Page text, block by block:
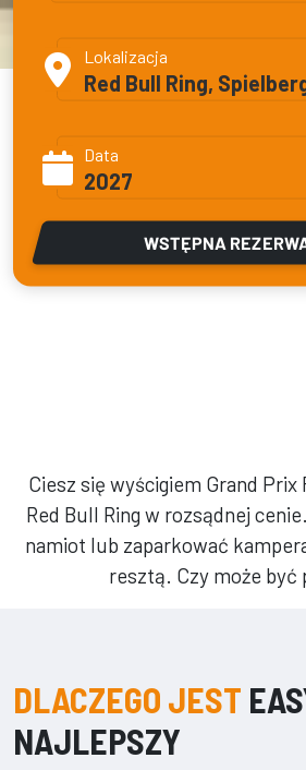
Lokalizacja
Red Bull Ring,
Data
2027
WSTĘPNA
Ciesz się wyścigiem Grand
Red Bull Ring w rozsądnej
namiot lub zaparkować
resztą. Czy może być
DLACZEGO JEST
NAJLEPSZY